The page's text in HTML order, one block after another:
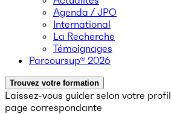
Agenda / JPO
International
La Recherche
Témoignages
Parcoursup® 2026
Trouvez votre formation
Laissez-vous guider selon votre profil
page correspondante